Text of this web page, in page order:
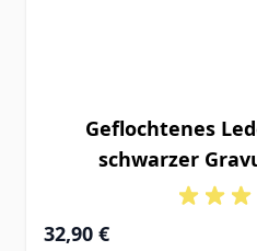
Geflochtenes
schwarzer
32,90 €